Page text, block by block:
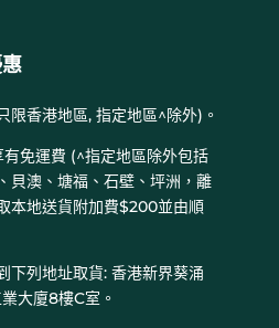
限香港地區, 指定地區^除外)。
免運費 (^指定地區除外包括
貝澳、塘福、石壁、坪洲，離
本地送貨附加費$200並由順
下列地址取貨: 香港新界葵涌
大廈8樓C室。